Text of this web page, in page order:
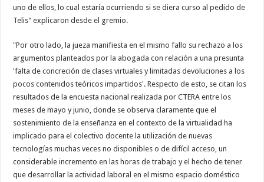
uno de ellos, lo cual estaría ocurriendo si se diera curso al pedido de
Telis" explicaron desde el gremio.
"Por otro lado, la jueza manifiesta en el mismo fallo su rechazo a los
argumentos planteados por la abogada con relación a una presunta
'falta de concreción de clases virtuales y limitadas devoluciones a los
pocos contenidos teóricos impartidos'. Respecto de esto, se citan los
resultados de la encuesta nacional realizada por CTERA entre los
meses de mayo y junio, donde se observa claramente que el
sostenimiento de la enseñanza en el contexto de la virtualidad ha
implicado para el colectivo docente la utilización de nuevas
tecnologías muchas veces no disponibles o de difícil acceso, un
considerable incremento en las horas de trabajo y el hecho de tener
que desarrollar la actividad laboral en el mismo espacio doméstico